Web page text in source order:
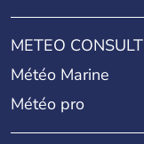
METEO CONSULT
Météo Marine
Météo pro